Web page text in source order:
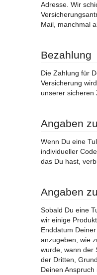
Adresse. Wir
Mail, manchmal
Bezahlung
Die Zahlung für
Versicherung
unserer sicheren
Angaben
Wenn Du eine
individueller
das Du hast,
Angaben
Sobald Du eine
wir einige
Enddatum
anzugeben, wie
wurde, wann der
der Dritten,
Deinen